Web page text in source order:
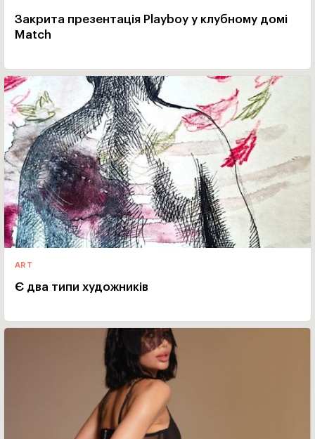
Закрита презентація Playboy у клубному домі
Match
ART
Є два типи художників